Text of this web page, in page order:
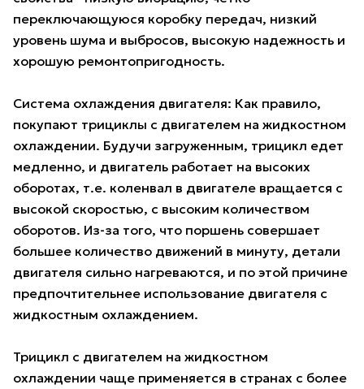
переключающуюся коробку передач, низкий
уровень шума и выбросов, высокую надежность и
хорошую ремонтопригодность.
Система охлаждения двигателя: Как правило,
покупают трициклы с двигателем на жидкостном
охлаждении. Будучи загруженным, трицикл едет
медленно, и двигатель работает на высоких
оборотах, т.е. коленвал в двигателе вращается с
высокой скоростью, с высоким количеством
оборотов. Из-за того, что поршень совершает
большее количество движений в минуту, детали
двигателя сильно нагреваются, и по этой причине
предпочтительнее использование двигателя с
жидкостным охлаждением.
Трицикл с двигателем на жидкостном
охлаждении чаще применяется в странах с более